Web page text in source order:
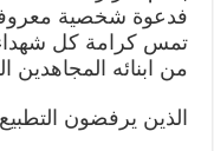
فدعوة شخصية معروفة
تمس كرامة كل شهداء
من ابنائه المجاهدين
الذين يرفضون